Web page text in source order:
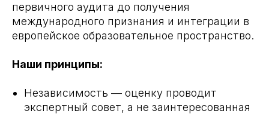
первичного аудита до получения
международного признания и интеграции в
европейское образовательное пространство.
Наши принципы:
Независимость — оценку проводит
экспертный совет, а не заинтересованная